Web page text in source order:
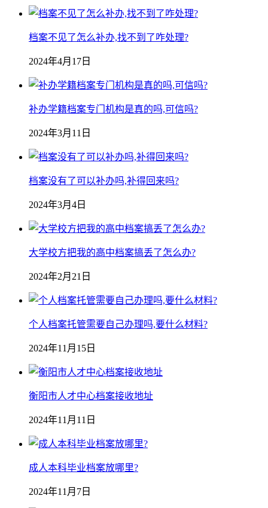
档案不见了怎么补办,找不到了咋处理?
2024年4月17日
补办学籍档案专门机构是真的吗,可信吗?
2024年3月11日
档案没有了可以补办吗,补得回来吗?
2024年3月4日
大学校方把我的高中档案搞丢了怎么办?
2024年2月21日
个人档案托管需要自己办理吗,要什么材料?
2024年11月15日
衡阳市人才中心档案接收地址
2024年11月11日
成人本科毕业档案放哪里?
2024年11月7日